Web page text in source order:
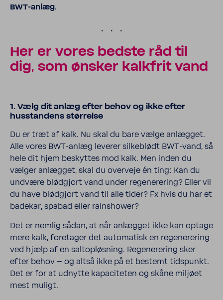
BWT-​anlæg.
.
Her er vores bedste råd til
dig, som ønsker kalk­frit vand
1. Vælg dit anlæg efter behov og ikke efter
husstandens størrelse
Du er træt af kalk. Nu skal du bare vælge anlægget.
Alle vores BWT-​anlæg leverer silkeblødt BWT-​vand, så
hele dit hjem beskyttes mod kalk. Men inden du
vælger anlægget, skal du overveje én ting: Kan du
undvære blødgjort vand under regenerering? Eller vil
du have blødgjort vand til alle tider? Fx hvis du har et
badekar, spabad eller rain­shower?
Det er nemlig sådan, at når anlægget ikke kan optage
mere kalk, fore­tager det automa­tisk en regenerering
ved hjælp af en saltopløsning. Regenerering sker
efter behov – og altså ikke på et bestemt tidspunkt.
Det er for at udnytte kapaciteten og skåne miljøet
mest muligt.